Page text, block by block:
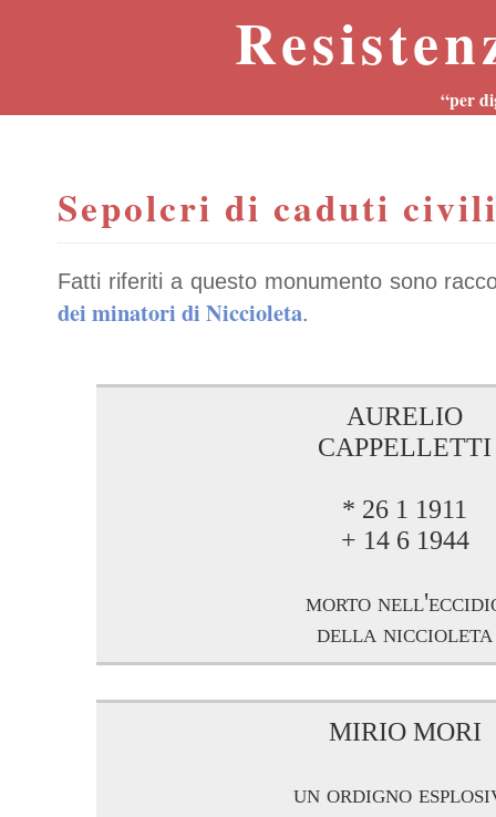
“per
Sepolcri di caduti
Fatti riferiti a questo monumento sono
dei minatori di Niccioleta.
AURELIO
CAPPELLETTI
* 26 1 1911
+ 14 6 1944
morto
della niccioleta
MIRIO MORI
un ordigno